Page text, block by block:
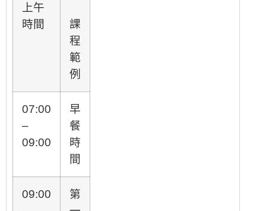
上午
時間
課
程
範
例
07:00
–
09:00
早
餐
時
間
09:00
第